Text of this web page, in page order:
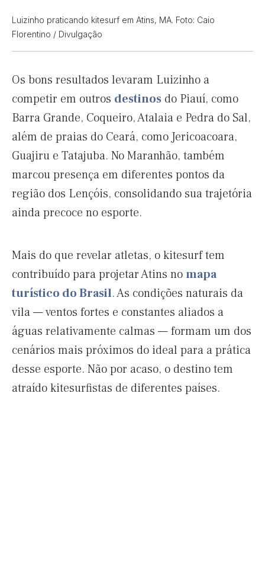
Luizinho praticando kitesurf em Atins, MA. Foto: Caio
Florentino / Divulgação
Os bons resultados levaram Luizinho a
competir em outros destinos do Piauí, como
Barra Grande, Coqueiro, Atalaia e Pedra do Sal,
além de praias do Ceará, como Jericoacoara,
Guajiru e Tatajuba. No Maranhão, também
marcou presença em diferentes pontos da
região dos Lençóis, consolidando sua trajetória
ainda precoce no esporte.
Mais do que revelar atletas, o kitesurf tem
contribuído para projetar Atins nomapa
turístico do Brasil. As condições naturais da
vila — ventos fortes e constantes aliados a
águas relativamente calmas — formam um dos
cenários mais próximos do ideal para a prática
desse esporte. Não por acaso, o destino tem
atraído kitesurfistas de diferentes países.